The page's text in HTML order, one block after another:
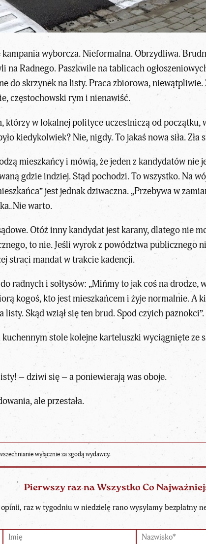
kampania wyborcza. Nieformalna. Obrzydliwa.
na Radnego. Paszkwile na tablicach
do skrzynek na listy. Praca zbiorowa,
częstochowski rym i nienawiść.
którzy w lokalnej polityce uczestniczą od
kiedykolwiek? Nie, nigdy. To jakaś nowa siła. Zła
mieszkańcy i mówią, że jeden z kandydatów nie
gdzie indziej. Stąd pochodzi. To wszystko. Na
jest jednak dziwaczna. „Przebywa w
Nie warto.
Otóż inny kandydat jest karany, dlatego nie
to nie. Jeśli wyrok z powództwa publicznego
straci mandat w trakcie kadencji.
radnych i sołtysów: „Mińmy to jak coś na drodze,
kogoś, kto jest mieszkańcem i żyje normalnie. A
Skąd wziął się ten brud. Spod czyich paznokci”.
kuchennym stole kolejne karteluszki wyciągnięte ze
– dziwi się – a poniewierają was oboje.
ale przestała.
wyłącznie za zgodą wydawcy.
Pierwszy raz na Wszystko Co
raz w tygodniu w niedzielę rano wysyłamy bezpłatny